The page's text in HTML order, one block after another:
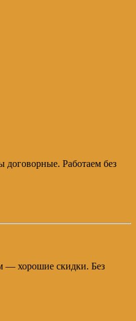
Работаем без
— хорошие скидки. Без